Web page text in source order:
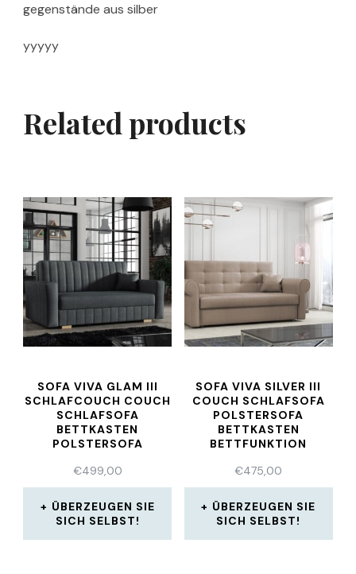
gegenstände aus silber
yyyyy
Related products
SOFA VIVA GLAM III
SCHLAFCOUCH COUCH
SCHLAFSOFA
BETTKASTEN
POLSTERSOFA
€499,00
ÜBERZEUGEN SIE
SICH SELBST!
SOFA VIVA SILVER III
COUCH SCHLAFSOFA
POLSTERSOFA
BETTKASTEN
BETTFUNKTION
€475,00
ÜBERZEUGEN SIE
SICH SELBST!